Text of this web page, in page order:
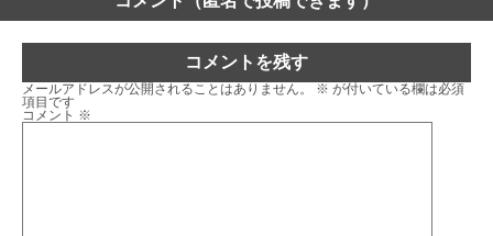
コメントを残す
メールアドレスが公開されることはありません。 ※ が付いている欄は必須
項目です
コメント ※